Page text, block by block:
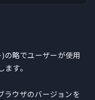
略でユーザーが使用
す。
ラウザのバージョンを